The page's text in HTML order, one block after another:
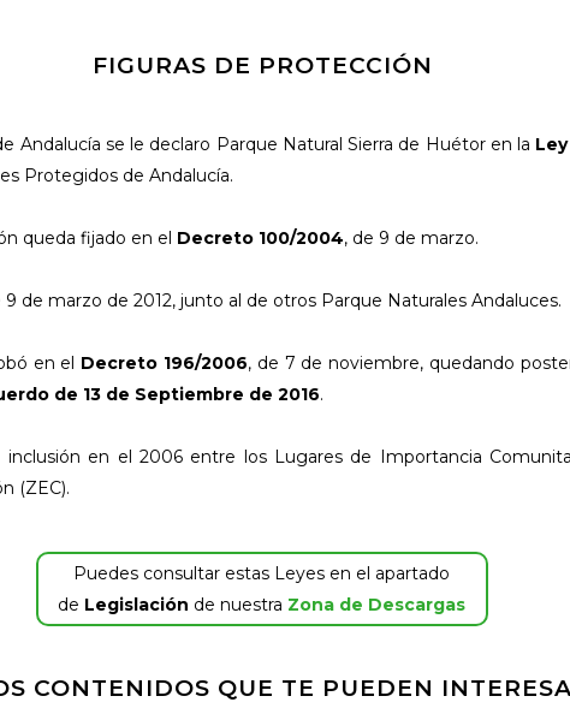
FIGURAS DE PROTECCIÓN
Andalucía se le declaro Parque Natural Sierra de Huétor en la
Protegidos de Andalucía.
queda fijado en el Decreto 100/2004, de 9 de marzo.
de marzo de 2012, junto al de otros Parque Naturales Andaluces.
en el Decreto 196/2006, de 7 de noviembre, quedando
de 13 de Septiembre de 2016.
en el 2006 entre los Lugares de Importancia
(ZEC).
Puedes consultar estas Leyes en el apartado
de Legislación de nuestra Zona de Descargas
CONTENIDOS QUE TE PUEDEN